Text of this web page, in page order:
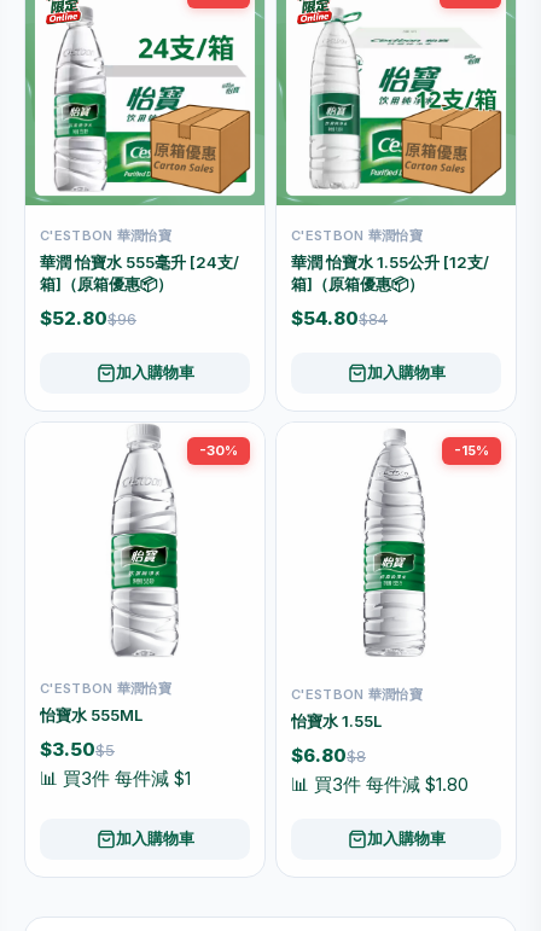
C'ESTBON 華潤怡寶
華潤 怡寶水 555毫升 [24支/
箱]（原箱優惠📦）
$52.80$96
加入購物車
C'ESTBON 華潤怡寶
華潤 怡寶水 1.55公升 [12支/
箱]（原箱優惠📦）
$54.80$84
加入購物車
-30%
C'ESTBON 華潤怡寶
怡寶水 555ML
$3.50$5
📊 買3件 每件減 $1
加入購物車
-15%
C'ESTBON 華潤怡寶
怡寶水 1.55L
$6.80$8
📊 買3件 每件減 $1.80
加入購物車